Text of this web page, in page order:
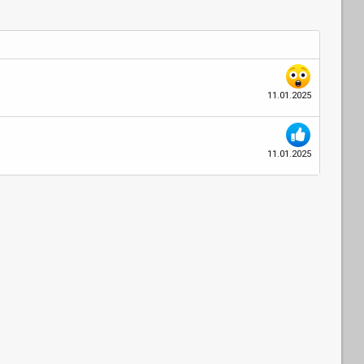
11.01.2025
11.01.2025